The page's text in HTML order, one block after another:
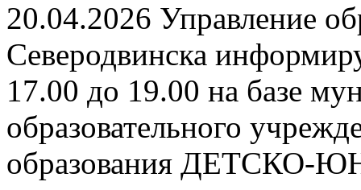
20.04.2026 Управление
Северодвинска
17.00 до 19.00 на базе
образовательного
образования